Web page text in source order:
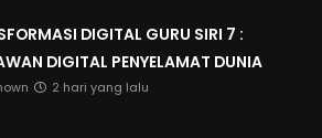
DIGITAL GURU SIRI 7 :
DIGITAL PENYELAMAT DUNIA
2 hari yang lalu